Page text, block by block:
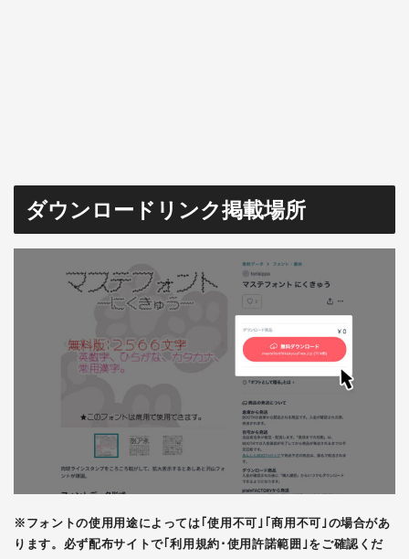
ダウンロードリンク掲載場所
※フォントの使用用途によっては｢使用不可｣｢商用不可｣の場合があ
ります。必ず配布サイトで｢利用規約･使用許諾範囲｣をご確認くだ